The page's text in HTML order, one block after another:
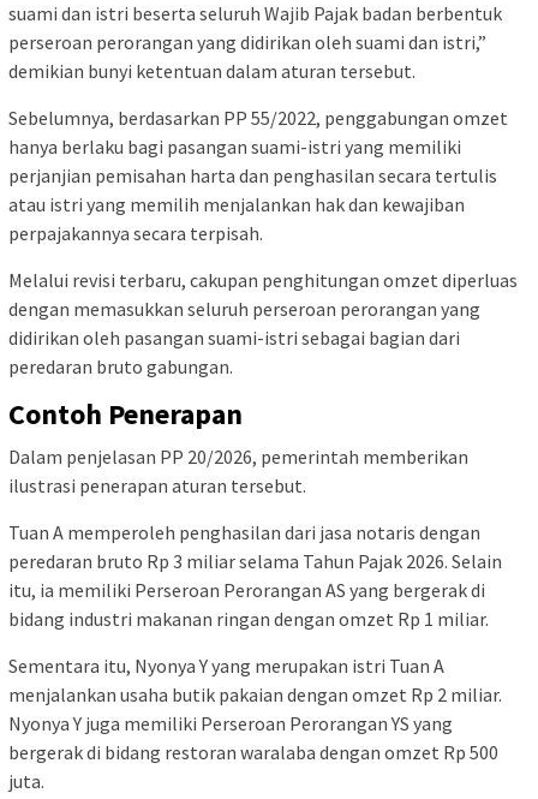
suami dan istri beserta seluruh Wajib Pajak badan berbentuk
perseroan perorangan yang didirikan oleh suami dan istri,”
demikian bunyi ketentuan dalam aturan tersebut.
Sebelumnya, berdasarkan PP 55/2022, penggabungan omzet
hanya berlaku bagi pasangan suami-istri yang memiliki
perjanjian pemisahan harta dan penghasilan secara tertulis
atau istri yang memilih menjalankan hak dan kewajiban
perpajakannya secara terpisah.
Melalui revisi terbaru, cakupan penghitungan omzet diperluas
dengan memasukkan seluruh perseroan perorangan yang
didirikan oleh pasangan suami-istri sebagai bagian dari
peredaran bruto gabungan.
Contoh Penerapan
Dalam penjelasan PP 20/2026, pemerintah memberikan
ilustrasi penerapan aturan tersebut.
Tuan A memperoleh penghasilan dari jasa notaris dengan
peredaran bruto Rp 3 miliar selama Tahun Pajak 2026. Selain
itu, ia memiliki Perseroan Perorangan AS yang bergerak di
bidang industri makanan ringan dengan omzet Rp 1 miliar.
Sementara itu, Nyonya Y yang merupakan istri Tuan A
menjalankan usaha butik pakaian dengan omzet Rp 2 miliar.
Nyonya Y juga memiliki Perseroan Perorangan YS yang
bergerak di bidang restoran waralaba dengan omzet Rp 500
juta.